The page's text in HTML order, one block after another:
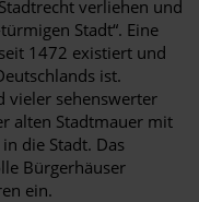
verliehen und
Stadt“. Eine
1472 existiert und
ist.
vieler sehenswerter
alten Stadtmauer mit
die Stadt. Das
Bürgerhäuser
ein.